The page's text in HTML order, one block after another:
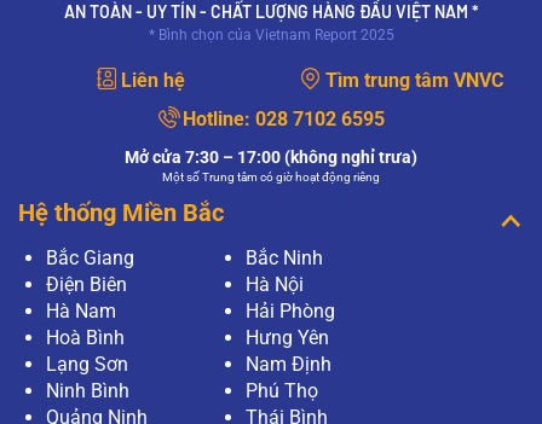
AN TOÀN - UY TÍN - CHẤT LƯỢNG HÀNG ĐẦU VIỆT NAM *
* Bình chọn của Vietnam Report 2025
Liên hệ
Tìm trung tâm VNVC
Hotline: 028 7102 6595
Mở cửa 7:30 – 17:00 (không nghỉ trưa)
Một số Trung tâm có giờ hoạt động riêng
Hệ thống Miền Bắc
Bắc Giang
Bắc Ninh
Điện Biên
Hà Nội
Hà Nam
Hải Phòng
Hoà Bình
Hưng Yên
Lạng Sơn
Nam Định
Ninh Bình
Phú Thọ
Quảng Ninh
Thái Bình